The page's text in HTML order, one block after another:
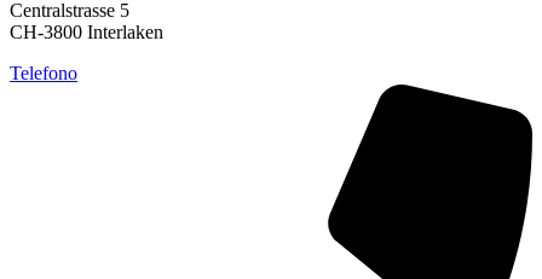
Centralstrasse 5
CH-3800 Interlaken
Telefono